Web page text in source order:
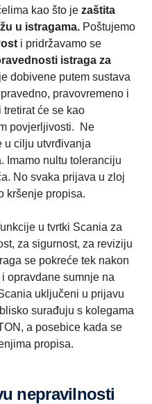
kao što je zaštita
u istragama. Poštujemo
i pridržavamo se
istraga za
dobivene putem sustava
pravovremeno i
će se kao
povjerljivosti. Ne
u cilju utvrđivanja
Imamo nultu toleranciju
No svaka prijava u zloj
kršenje propisa.
u tvrtki Scania za
za sigurnost, za reviziju
se pokreće tek nakon
opravdane sumnje na
uključeni u prijavu
surađuju s kolegama
a posebice kada se
propisa.
nepravilnosti